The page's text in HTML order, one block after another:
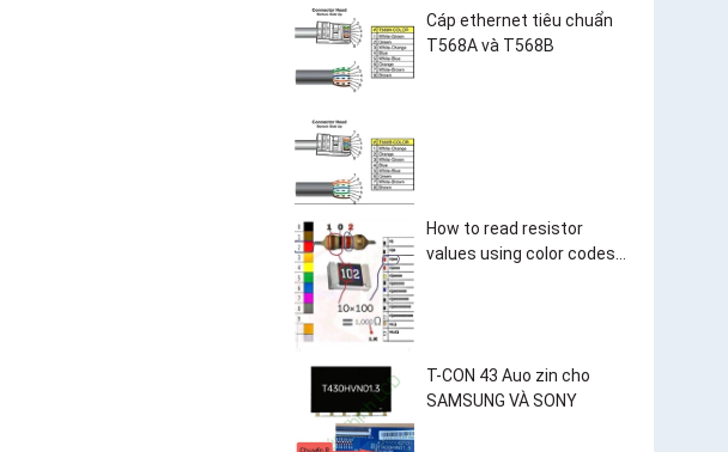
Cáp ethernet tiêu chuẩn
T568A và T568B
How to read resistor
values using color codes
T-CON 43 Auo zin cho
SAMSUNG VÀ SONY